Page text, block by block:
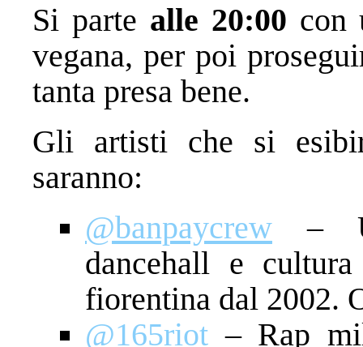
Si parte alle 20:00 con
vegana, per poi
tanta presa bene.
Gli artisti che si
saranno:
@banpaycrew –
dancehall e
fiorentina dal 2002.
@165riot – Rap